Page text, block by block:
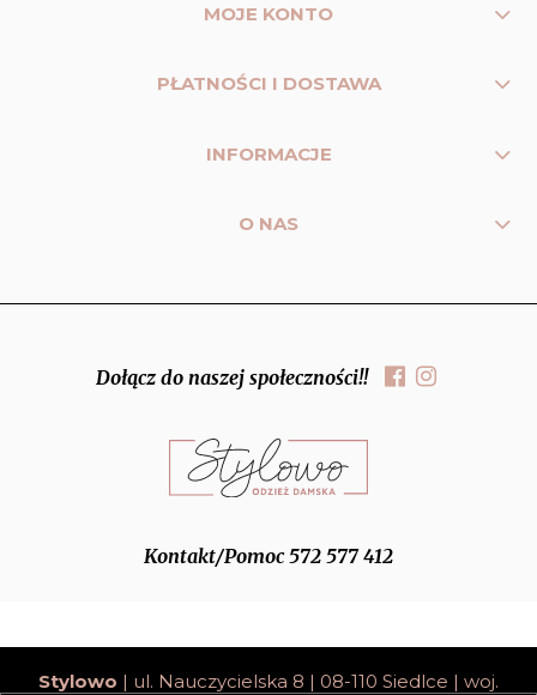
MOJE KONTO
PŁATNOŚCI I DOSTAWA
INFORMACJE
O NAS
Dołącz do naszej społeczności!!
Kontakt/Pomoc 572 577 412
Stylowo | ul. Nauczycielska 8 | 08-110 Siedlce | woj.